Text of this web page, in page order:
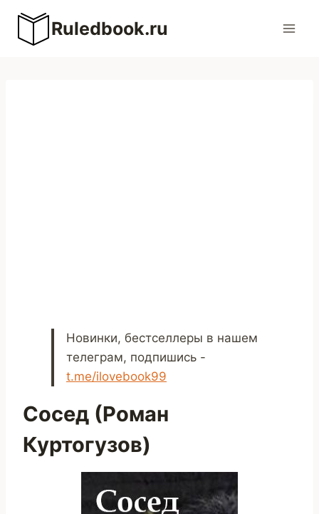
Перейти
содержимому
Ruledbook.ru
Новинки, бестселлеры в нашем
телеграм, подпишись -
t.me/ilovebook99
Сосед (Роман
Куртогузов)